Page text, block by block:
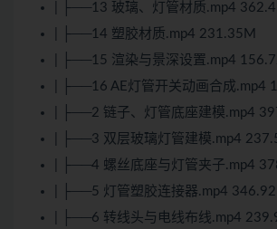
| ├──13 玻璃、灯管材质.mp4
| ├──14 塑胶材质.mp4 231.35M
| ├──15 渲染与景深设置.mp4
| ├──16 AE灯管开关动画合成.mp4
| ├──2 链子、灯管底座建模.mp4
| ├──3 双层玻璃灯管建模.mp4
| ├──4 螺丝底座与灯管夹子.mp4
| ├──5 灯管塑胶连接器.mp4
| ├──6 转线头与电线布线.mp4